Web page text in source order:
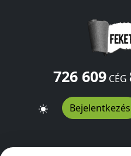
726 609CÉG
Bejelentkezés